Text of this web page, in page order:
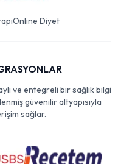
Online Diyet
ve entegreli bir sağlık bilgi
güvenilir altyapısıyla
sağlar.